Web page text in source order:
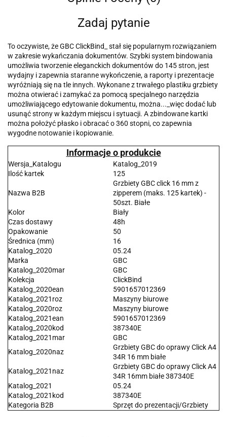
Zadaj pytanie
To oczywiste, że GBC ClickBind_ stał się popularnym rozwiązaniem
w zakresie wykańczania dokumentów. Szybki system bindowania
umożliwia tworzenie eleganckich dokumentów do 145 stron, jest
wydajny i zapewnia staranne wykończenie, a raporty i prezentacje
wyróżniają się na tle innych. Wykonane z trwałego plastiku grzbiety
można otwierać i zamykać za pomocą specjalnego narzędzia
umożliwiającego edytowanie dokumentu, można..._więc dodać lub
usunąć strony w każdym miejscu i sytuacji. A zbindowane kartki
można położyć płasko i obracać o 360 stopni, co zapewnia
wygodne notowanie i kopiowanie.
Informacje o produkcie
Wersja_Katalogu
Katalog_2019
Ilość kartek
125
Nazwa B2B
Grzbiety GBC click 16 mm z
zipperem (maks. 125 kartek) -
50szt. Białe
Kolor
Biały
Czas dostawy
48h
Opakowanie
50
Średnica (mm)
16
Katalog_2020
05.24
Marka
GBC
Katalog_2020mar
GBC
Kolekcja
ClickBind
Katalog_2020ean
5901657012369
Katalog_2021roz
Maszyny biurowe
Katalog_2020roz
Maszyny biurowe
Katalog_2021ean
5901657012369
Katalog_2020kod
387340E
Katalog_2021mar
GBC
Katalog_2020naz
Grzbiety GBC do oprawy Click A4
34R 16 mm białe
Katalog_2021naz
Grzbiety GBC do oprawy Click A4
34R 16mm białe 387340E
Katalog_2021
05.24
Katalog_2021kod
387340E
Kategoria B2B
Sprzęt do prezentacji/Grzbiety